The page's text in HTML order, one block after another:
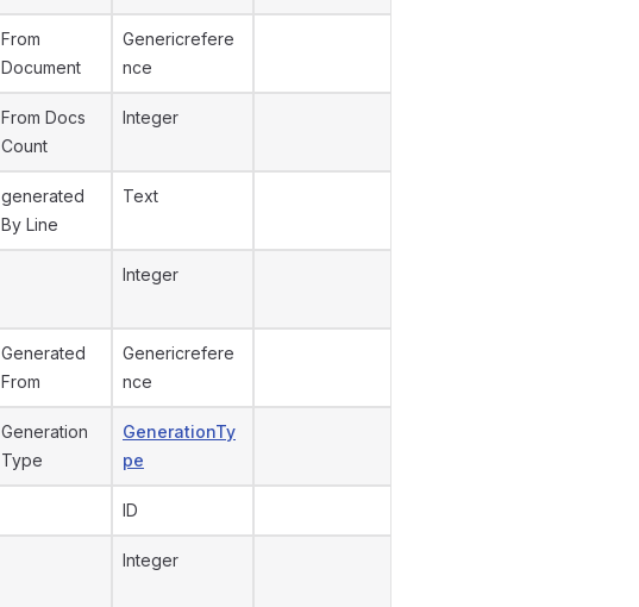
From
Document
Genericrefere
nce
From Docs
Count
Integer
generated
By Line
Text
Integer
Generated
From
Genericrefere
nce
Generation
Type
GenerationTy
pe
ID
Integer